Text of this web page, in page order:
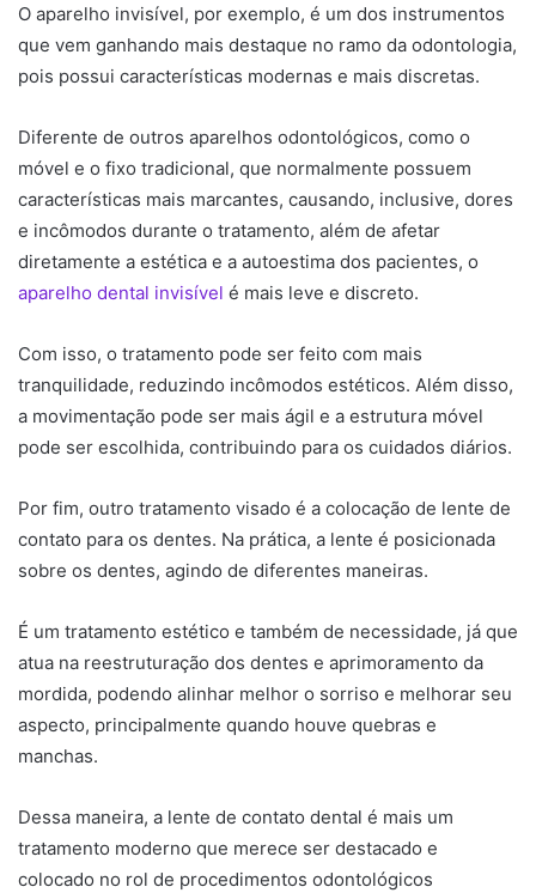
O aparelho invisível, por exemplo, é um dos instrumentos
que vem ganhando mais destaque no ramo da odontologia,
pois possui características modernas e mais discretas.
Diferente de outros aparelhos odontológicos, como o
móvel e o fixo tradicional, que normalmente possuem
características mais marcantes, causando, inclusive, dores
e incômodos durante o tratamento, além de afetar
diretamente a estética e a autoestima dos pacientes, o
aparelho dental invisível é mais leve e discreto.
Com isso, o tratamento pode ser feito com mais
tranquilidade, reduzindo incômodos estéticos. Além disso,
a movimentação pode ser mais ágil e a estrutura móvel
pode ser escolhida, contribuindo para os cuidados diários.
Por fim, outro tratamento visado é a colocação de lente de
contato para os dentes. Na prática, a lente é posicionada
sobre os dentes, agindo de diferentes maneiras.
É um tratamento estético e também de necessidade, já que
atua na reestruturação dos dentes e aprimoramento da
mordida, podendo alinhar melhor o sorriso e melhorar seu
aspecto, principalmente quando houve quebras e
manchas.
Dessa maneira, a lente de contato dental é mais um
tratamento moderno que merece ser destacado e
colocado no rol de procedimentos odontológicos